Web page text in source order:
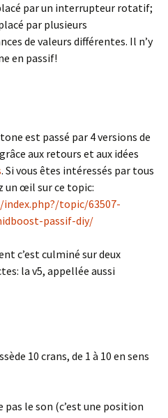
par un interrupteur rotatif;
par plusieurs
de valeurs différentes. Il n’y
en passif!
est passé par 4 versions de
aux retours et aux idées
. Si vous êtes intéressés par tous
un œil sur ce topic:
topic/63507-
passif-diy/
c’est culminé sur deux
la v5, appellée aussi
10 crans, de 1 à 10 en sens
pas le son (c’est une position